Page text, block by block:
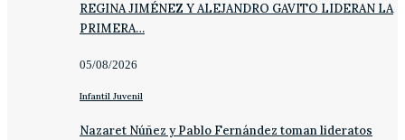
REGINA JIMÉNEZ Y ALEJANDRO GAVITO LIDERAN LA
PRIMERA…
05/08/2026
Infantil Juvenil
Nazaret Núñez y Pablo Fernández toman lideratos